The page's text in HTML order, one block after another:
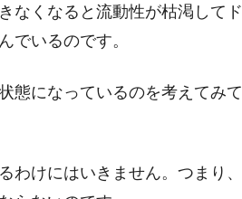
なくなると流動性が枯渇してド
でいるのです。
態になっているのを考えてみて
わけにはいきません。つまり、